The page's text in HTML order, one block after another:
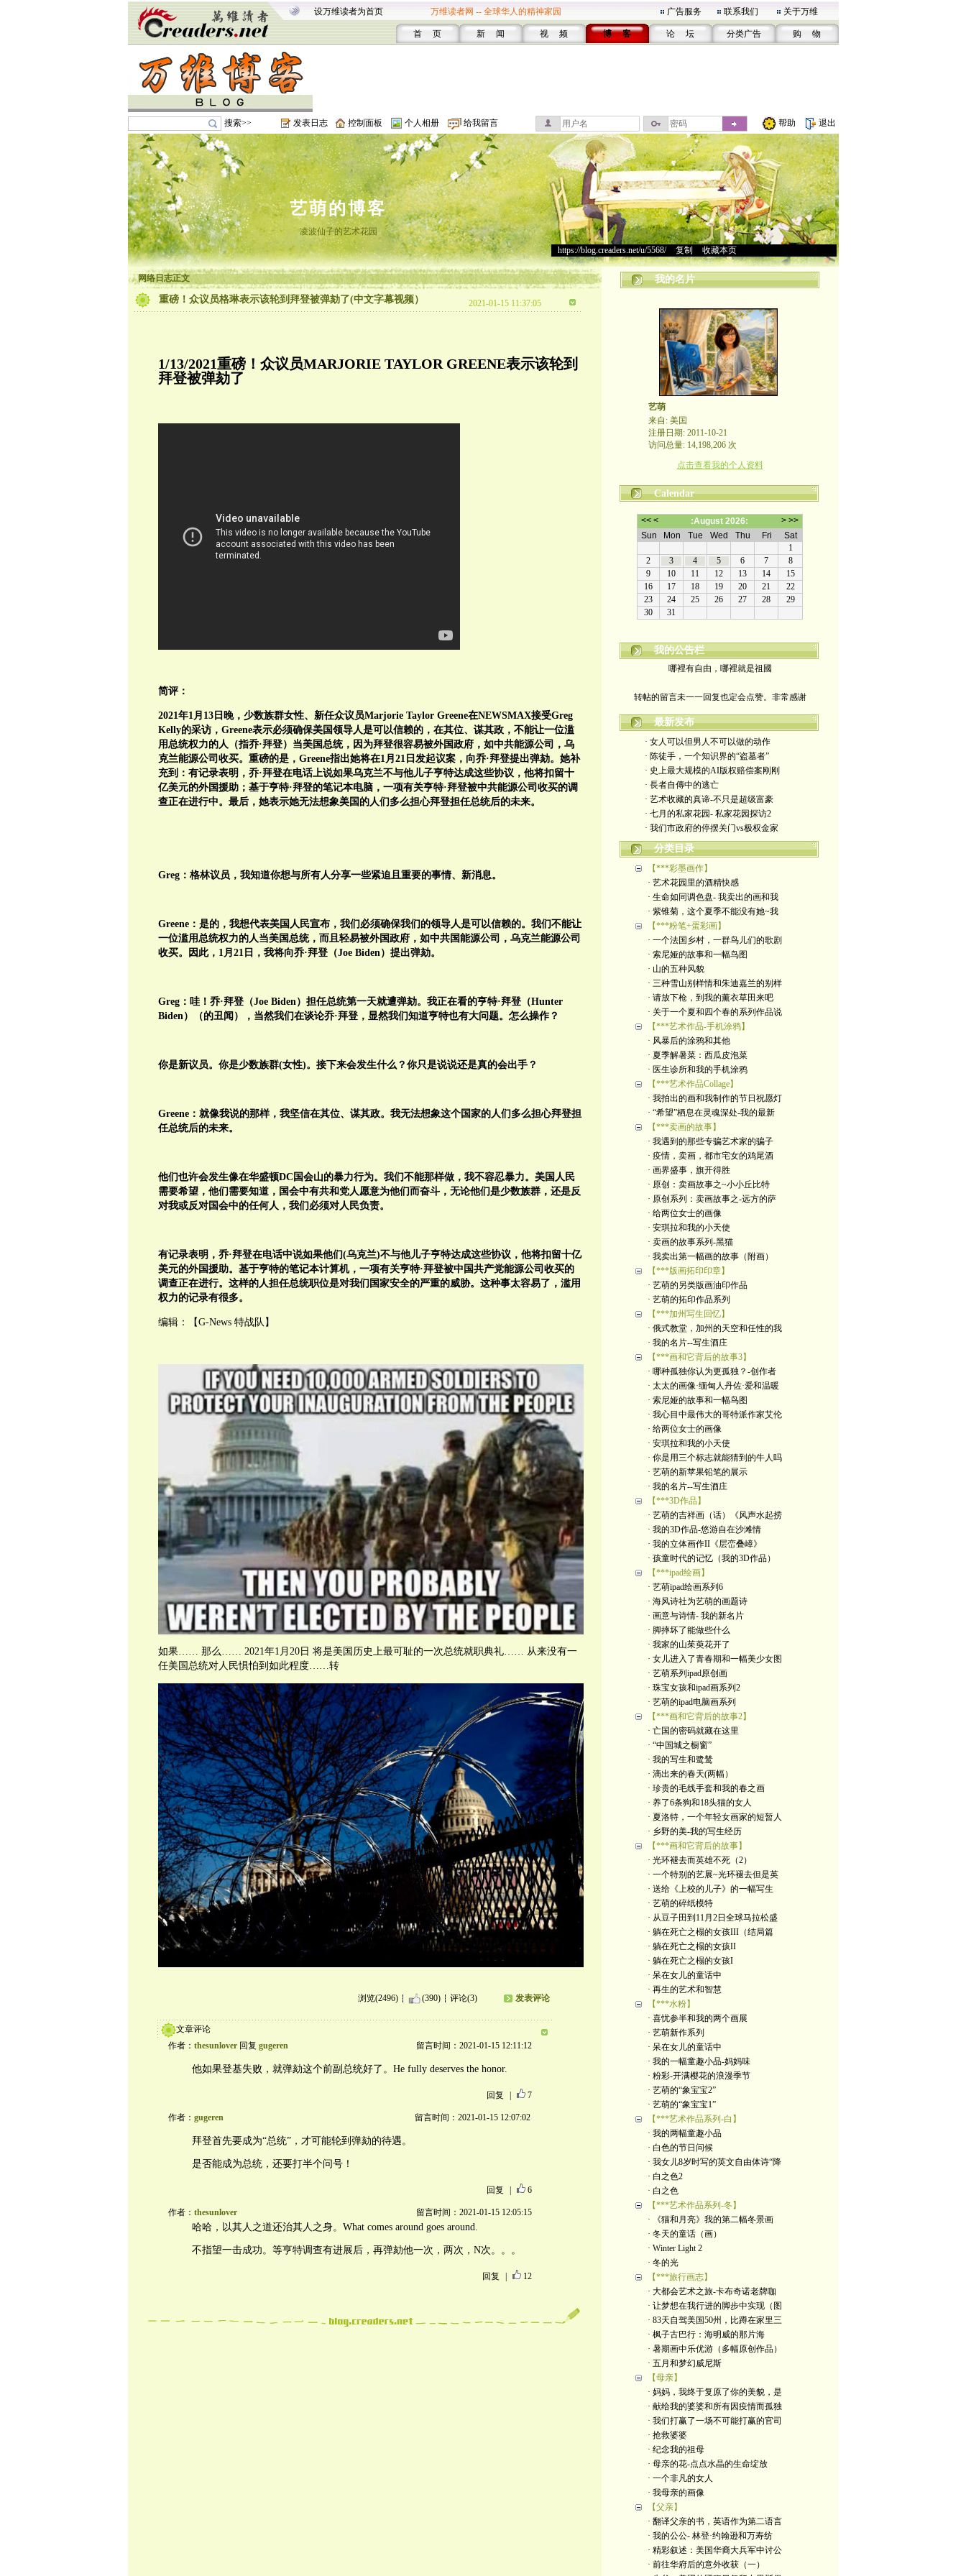
设万维读者为首页 万维读者网 -- 全球华人的精神家园 广告服务 联系我们 关于万维
首 页 新 闻 视 频 博 客 论 坛 分类广告 购 物
搜索>> 发表日志 控制面板 个人相册 给我留言 帮助 退出
艺萌的博客
凌波仙子的艺术花园
https://blog.creaders.net/u/5568/> 复制 收藏本页
网络日志正文
重磅！众议员格琳表示该轮到拜登被弹劾了(中文字幕视频） 2021-01-15 11:37:05
1/13/2021重磅！众议员MARJORIE TAYLOR GREENE表示该轮到
拜登被弹劾了
简评：
2021年1月13日晚，少数族群女性、新任众议员Marjorie Taylor Greene在NEWSMAX接受Greg
Kelly的采访，Greene表示必须确保美国领导人是可以信赖的，在其位、谋其政，不能让一位滥
用总统权力的人（指乔·拜登）当美国总统，因为拜登很容易被外国政府，如中共能源公司，乌
克兰能源公司收买。重磅的是，Greene指出她将在1月21日发起议案，向乔·拜登提出弹劾。她补
充到：有记录表明，乔·拜登在电话上说如果乌克兰不与他儿子亨特达成这些协议，他将扣留十
亿美元的外国援助；基于亨特·拜登的笔记本电脑，一项有关亨特·拜登被中共能源公司收买的调
查正在进行中。最后，她表示她无法想象美国的人们多么担心拜登担任总统后的未来。
Greg：格林议员，我知道你想与所有人分享一些紧迫且重要的事情、新消息。
Greene：是的，我想代表美国人民宣布，我们必须确保我们的领导人是可以信赖的。我们不能让
一位滥用总统权力的人当美国总统，而且轻易被外国政府，如中共国能源公司，乌克兰能源公司
收买。因此，1月21日，我将向乔·拜登（Joe Biden）提出弹劾。
Greg：哇！乔·拜登（Joe Biden）担任总统第一天就遭弹劾。我正在看的亨特·拜登（Hunter
Biden）（的丑闻），当然我们在谈论乔·拜登，显然我们知道亨特也有大问题。怎么操作？
你是新议员。你是少数族群(女性)。接下来会发生什么？你只是说说还是真的会出手？
Greene：就像我说的那样，我坚信在其位、谋其政。我无法想象这个国家的人们多么担心拜登担
任总统后的未来。
他们也许会发生像在华盛顿DC国会山的暴力行为。我们不能那样做，我不容忍暴力。美国人民
需要希望，他们需要知道，国会中有共和党人愿意为他们而奋斗，无论他们是少数族群，还是反
对我或反对国会中的任何人，我们必须对人民负责。
有记录表明，乔·拜登在电话中说如果他们(乌克兰)不与他儿子亨特达成这些协议，他将扣留十亿
美元的外国援助。基于亨特的笔记本计算机，一项有关亨特·拜登被中国共产党能源公司收买的
调查正在进行。这样的人担任总统职位是对我们国家安全的严重的威胁。这种事太容易了，滥用
权力的记录有很多。
编辑：【G-News 特战队】
如果…… 那么…… 2021年1月20日 将是美国历史上最可耻的一次总统就职典礼…… 从来没有一
任美国总统对人民惧怕到如此程度……转
浏览(2496) (390) 评论(3) 发表评论
文章评论
作者： thesunlover回复 gugeren 留言时间：2021-01-15 12:11:12
他如果登基失败，就弹劾这个前副总统好了。He fully deserves the honor.
回复 7
作者： gugeren 留言时间：2021-01-15 12:07:02
拜登首先要成为“总统”，才可能轮到弹劾的待遇。
是否能成为总统，还要打半个问号！
回复 6
作者： thesunlover 留言时间：2021-01-15 12:05:15
哈哈，以其人之道还治其人之身。What comes around goes around.
不指望一击成功。等亨特调查有进展后，再弹劾他一次，两次，N次。。。
回复 12
我的名片
艺萌
来自: 美国
注册日期: 2011-10-21
访问总量: 14,198,206 次
点击查看我的个人资料
Calendar
我的公告栏
哪裡有自由，哪裡就是祖國
yimengling53@yahoo.com
有意收藏者请私信我，感谢一贯支持
政治转载不一定代表本人意见
艺术博客：https://yimengl.blog
目录中标注星号的为本人艺术原创
最新发布
· 女人可以但男人不可以做的动作
· 陈徒手，一个知识界的“盗墓者”
· 史上最大规模的AI版权赔偿案刚刚
· 長者自傳中的逃亡
· 艺术收藏的真谛-不只是超级富豪
· 七月的私家花园- 私家花园探访2
· 我们市政府的停摆关门vs极权金家
分类目录
【***彩墨画作】
· 艺术花园里的酒精快感
· 生命如同调色盘- 我卖出的画和我
· 紫锥菊，这个夏季不能没有她~我
【***粉笔+蛋彩画】
· 一个法国乡村，一群鸟儿们的歌剧
· 索尼娅的故事和一幅鸟图
· 山的五种风貌
· 三种雪山别样情和朱迪嘉兰的别样
· 请放下枪，到我的薰衣草田来吧
· 关于一个夏和四个春的系列作品说
【***艺术作品-手机涂鸦】
· 风暴后的涂鸦和其他
· 夏季解暑菜：西瓜皮泡菜
· 医生诊所和我的手机涂鸦
【***艺术作品Collage】
· 我拍出的画和我制作的节日祝愿灯
· “希望”栖息在灵魂深处-我的最新
【***卖画的故事】
· 我遇到的那些专骗艺术家的骗子
· 疫情，卖画，都市宅女的鸡尾酒
· 画界盛事，旗开得胜
· 原创：卖画故事之~小小丘比特
· 原创系列：卖画故事之-远方的萨
· 给两位女士的画像
· 安琪拉和我的小天使
· 卖画的故事系列-黑猫
· 我卖出第一幅画的故事（附画）
【***版画拓印印章】
· 艺萌的另类版画油印作品
· 艺萌的拓印作品系列
【***加州写生回忆】
· 俄式教堂，加州的天空和任性的我
· 我的名片--写生酒庄
【***画和它背后的故事3】
· 哪种孤独你认为更孤独？-创作者
· 太太的画像·缅甸人丹佐·爱和温暖
· 索尼娅的故事和一幅鸟图
· 我心目中最伟大的哥特派作家艾伦
· 给两位女士的画像
· 安琪拉和我的小天使
· 你是用三个标志就能猜到的牛人吗
· 艺萌的新苹果铅笔的展示
· 我的名片--写生酒庄
【***3D作品】
· 艺萌的吉祥画（话）《风声水起捞
· 我的3D作品-悠游自在沙滩情
· 我的立体画作II《层峦叠嶂》
· 孩童时代的记忆（我的3D作品）
【***ipad绘画】
· 艺萌ipad绘画系列6
· 海风诗社为艺萌的画题诗
· 画意与诗情- 我的新名片
· 脚摔坏了能做些什么
· 我家的山茱萸花开了
· 女儿进入了青春期和一幅美少女图
· 艺萌系列ipad原创画
· 珠宝女孩和ipad画系列2
· 艺萌的ipad电脑画系列
【***画和它背后的故事2】
· 亡国的密码就藏在这里
· “中国城之橱窗”
· 我的写生和鹭鸶
· 滴出来的春天(两幅）
· 珍贵的毛线手套和我的春之画
· 养了6条狗和18头猫的女人
· 夏洛特，一个年轻女画家的短暂人
· 乡野的美-我的写生经历
【***画和它背后的故事】
· 光环褪去而英雄不死（2）
· 一个特别的艺展~光环褪去但是英
· 送给《上校的儿子》的一幅写生
· 艺萌的碎纸模特
· 从豆子田到11月2日全球马拉松盛
· 躺在死亡之榻的女孩III（结局篇
· 躺在死亡之榻的女孩II
· 躺在死亡之榻的女孩I
· 呆在女儿的童话中
· 再生的艺术和智慧
【***水粉】
· 喜忧参半和我的两个画展
· 艺萌新作系列
· 呆在女儿的童话中
· 我的一幅童趣小品-妈妈味
· 粉彩-开满樱花的浪漫季节
· 艺萌的“象宝宝2”
· 艺萌的“象宝宝1”
【***艺术作品系列-白】
· 我的两幅童趣小品
· 白色的节日问候
· 我女儿8岁时写的英文自由体诗“降
· 白之色2
· 白之色
【***艺术作品系列-冬】
· 《猫和月亮》我的第二幅冬景画
· 冬天的童话（画）
· Winter Light 2
· 冬的光
【***旅行画志】
· 大都会艺术之旅-卡布奇诺老牌咖
· 让梦想在我行进的脚步中实现（图
· 83天自驾美国50州，比蹲在家里三
· 枫子古巴行：海明威的那片海
· 暑期画中乐优游（多幅原创作品）
· 五月和梦幻威尼斯
【母亲】
· 妈妈，我终于复原了你的美貌，是
· 献给我的婆婆和所有因疫情而孤独
· 我们打赢了一场不可能打赢的官司
· 抢救婆婆
· 纪念我的祖母
· 母亲的花-点点水晶的生命绽放
· 一个非凡的女人
· 我母亲的画像
【父亲】
· 翻译父亲的书，英语作为第二语言
· 我的公公- 林登·约翰逊和万寿纺
· 精彩叙述：美国华裔大兵军中讨公
· 前往华府后的意外收获（一）